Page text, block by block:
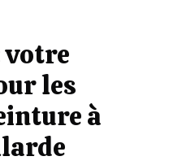
votre
les
à